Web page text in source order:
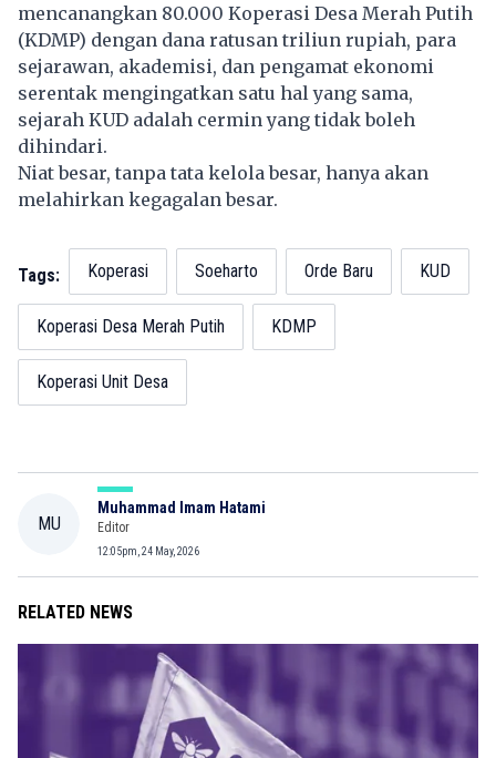
mencanangkan 80.000 Koperasi Desa Merah Putih
(KDMP) dengan dana ratusan triliun rupiah, para
sejarawan, akademisi, dan pengamat ekonomi
serentak mengingatkan satu hal yang sama,
sejarah KUD adalah cermin yang tidak boleh
dihindari.
Niat besar, tanpa tata kelola besar, hanya akan
melahirkan kegagalan besar.
Tags: Koperasi Soeharto Orde Baru KUD
Koperasi Desa Merah Putih KDMP
Koperasi Unit Desa
MU
Muhammad Imam Hatami
Editor
12:05pm, 24 May, 2026
RELATED NEWS